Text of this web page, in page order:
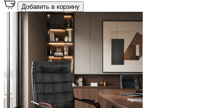
Добавить в корзину